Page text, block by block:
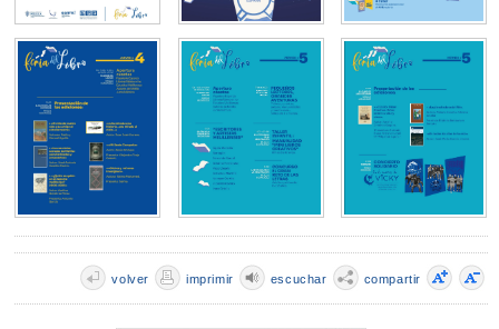
compartir
escuchar
imprimir
volver